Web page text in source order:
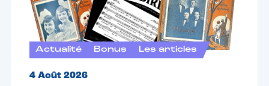
Actualité Bonus Les articles
4 Août 2026